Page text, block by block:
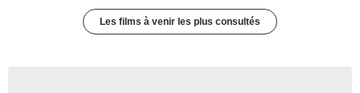
Les films à venir les plus consultés